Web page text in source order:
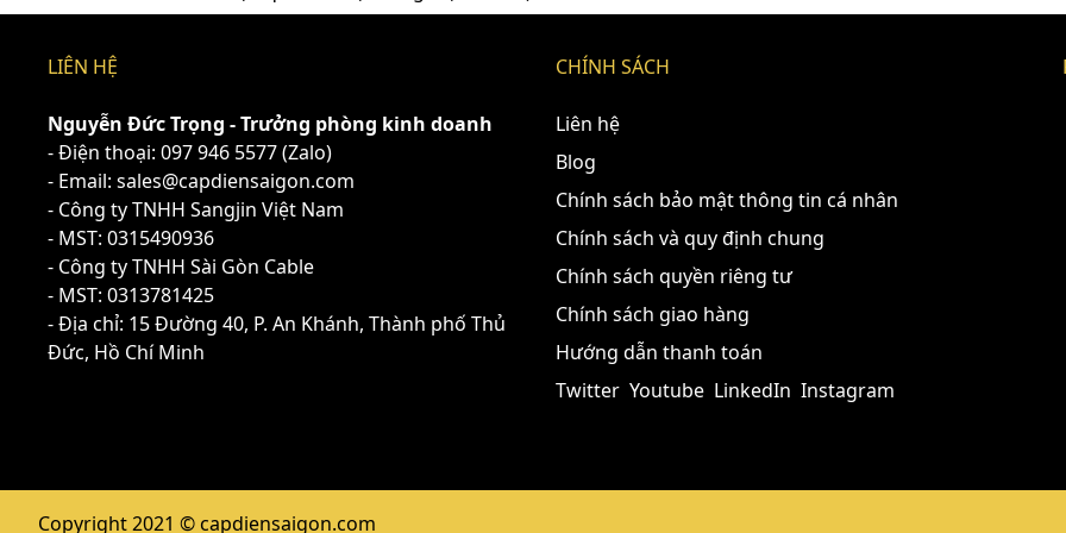
LIÊN HỆ
Nguyễn Đức Trọng - Trưởng phòng kinh doanh
- Điện thoại: 097 946 5577(Zalo)
- Email: sales@capdiensaigon.com
- Công ty TNHH Sangjin Việt Nam
- MST: 0315490936
- Công ty TNHH Sài Gòn Cable
- MST: 0313781425
- Địa chỉ: 15 Đường 40, P. An Khánh, Thành phố Thủ
Đức, Hồ Chí Minh
CHÍNH SÁCH
Liên hệ
Blog
Chính sách bảo mật thông tin cá nhân
Chính sách và quy định chung
Chính sách quyền riêng tư
Chính sách giao hàng
Hướng dẫn thanh toán
Twitter Youtube LinkedIn Instagram
Copyright 2021 © capdiensaigon.com